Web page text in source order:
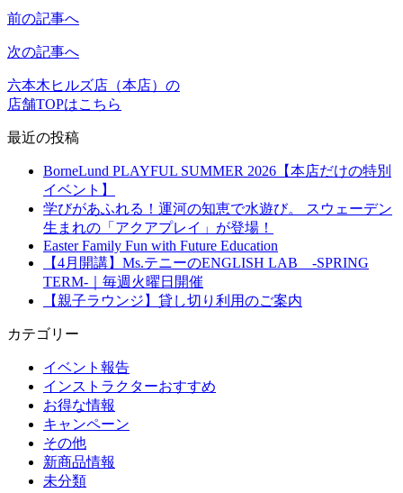
前の記事へ
次の記事へ
六本木ヒルズ店（本店）の
店舗TOPはこちら
最近の投稿
BorneLund PLAYFUL SUMMER 2026【本店だけの特別
イベント】
学びがあふれる！運河の知恵で水遊び。 スウェーデン
生まれの「アクアプレイ」が登場！
Easter Family Fun with Future Education
【4月開講】Ms.テニーのENGLISH LAB -SPRING
TERM-｜毎週火曜日開催
【親子ラウンジ】貸し切り利用のご案内
カテゴリー
イベント報告
インストラクターおすすめ
お得な情報
キャンペーン
その他
新商品情報
未分類